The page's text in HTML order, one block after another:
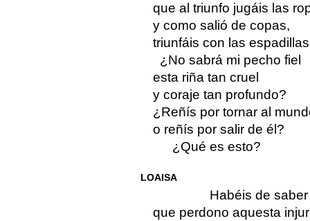
que al triunfo jugáis las
y como salió de copas,
triunfáis con las
¿No sabrá mi pecho fiel
esta riña tan cruel
y coraje tan profundo?
¿Reñís por tornar al
o reñís por salir de él?
¿Qué es esto?
LOAISA
Habéis de saber
que perdono aquesta